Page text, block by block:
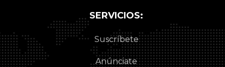
SERVICIOS:
Suscríbete
Anúnciate